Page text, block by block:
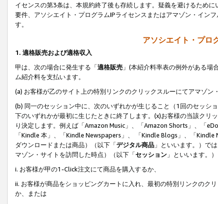
イセンスの第3条は、本規約終了後も存続します。疑義を避けるため
要件、アソシエイト・プログラムIPライセンスまたはアマゾン・イン
す。
アソシエイト・プロ
1. 適格販売および適格収入
甲は、次の場合に発生する「適格販売 」(本紹介料率表の例外がある
ム紹介料を支払います。
(a) お客様が乙のサイト上の特別リンクのクリックスルーにてアマゾン
(b) 同一のセッション中に、次のいずれかが生じること（1回のセッシ
下のいずれかが最初に生じたときに終了します。(x)お客様の当該ク
り決定します。例えば「Amazon Music」、「Amazon Shorts」、「
「Kindle 本」、「Kindle Newspapers」、 「Kindle Blogs」、「
ダウンロードまたは商品）（以下「デジタル商品 」といいます。）で
マゾン・サイトを訪問した時点）（以下「セッション 」といいます。
i. お客様が甲の1-Click注文にて商品を購入するか、
ii. お客様が商品をショッピングカートに入れ、最初の特別リンクのク
か、または